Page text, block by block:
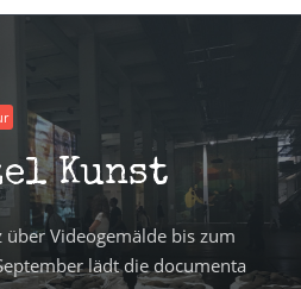
Kunst
über Videogemälde bis zum
lädt die documenta